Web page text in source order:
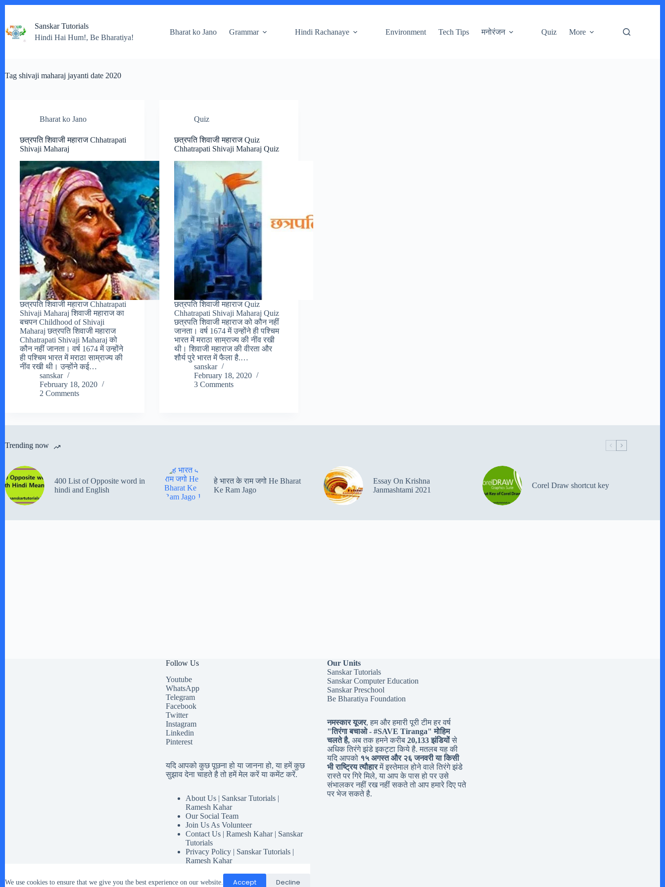
content
We use cookies to ensure that we give you the best experience on our website. Accept Decline
Sanskar Tutorials
Hindi Hai Hum!, Be Bharatiya!
Bharat ko Jano Grammar Hindi Rachanaye Environment Tech Tips मनोरंजन Quiz More
Tag shivaji maharaj jayanti date 2020
Bharat ko Jano
छत्रपति शिवाजी महाराज Chhatrapati
Shivaji Maharaj
छत्रपति शिवाजी महाराज Chhatrapati
Shivaji Maharaj शिवाजी महाराज का
बचपन Childhood of Shivaji
Maharaj छत्रपति शिवाजी महाराज
Chhatrapati Shivaji Maharaj को
कौन नहीं जानता। वर्ष 1674 में उन्होंने
ही पश्चिम भारत में मराठा साम्राज्य की
नींव रखी थी। उन्होंने कई…
sanskar
February 18, 2020
2 Comments
Quiz
छत्रपति शिवाजी महाराज Quiz
Chhatrapati Shivaji Maharaj Quiz
छत्रपति शिवाजी महाराज Quiz
Chhatrapati Shivaji Maharaj Quiz
छत्रपति शिवाजी महाराज को कौन नहीं
जानता। वर्ष 1674 में उन्होंने ही पश्चिम
भारत में मराठा साम्राज्य की नींव रखी
थी। शिवाजी महाराज की वीरता और
शौर्य पुरे भारत में फैला है.…
sanskar
February 18, 2020
3 Comments
Trending now
400 List of Opposite word in
hindi and English
हे भारत के राम जगो He Bharat
Ke Ram Jago
Essay On Krishna
Janmashtami 2021
Corel Draw shortcut key
Follow Us
Youtube
WhatsApp
Telegram
Facebook
Twitter
Instagram
Linkedin
Pinterest
यदि आपको कुछ पूछना हो या जानना हो, या हमें कुछ
सुझाव देना चाहते है तो हमें मेल करें या कमेंट करें.
About Us | Sanksar Tutorials |
Ramesh Kahar
Our Social Team
Join Us As Volunteer
Contact Us | Ramesh Kahar | Sanskar
Tutorials
Privacy Policy | Sanskar Tutorials |
Ramesh Kahar
Our Social Responsibility
Our Units
Sanskar Tutorials
Sanskar Computer Education
Sanskar Preschool
Be Bharatiya Foundation
नमस्कार यूजर, हम और हमारी पूरी टीम हर वर्ष
"तिरंगा बचाओ - #SAVE Tiranga" मोहिम
चलते है,अब तक हमने करीब 20,133 झंडियोंसे
अधिक तिरंगे झंडे इकट्टा किये है. मतलब यह की
यदि आपको १५ अगस्त और २६ जनवरी या किसी
भी राष्ट्रिय त्यौहारमें इस्तेमाल होने वाले तिरंगे झंडे
रास्ते पर गिरे मिले, या आप के पास हो पर उसे
संभालकर नहीं रख नहीं सकते तो आप हमारे दिए पते
पर भेज सकते है.